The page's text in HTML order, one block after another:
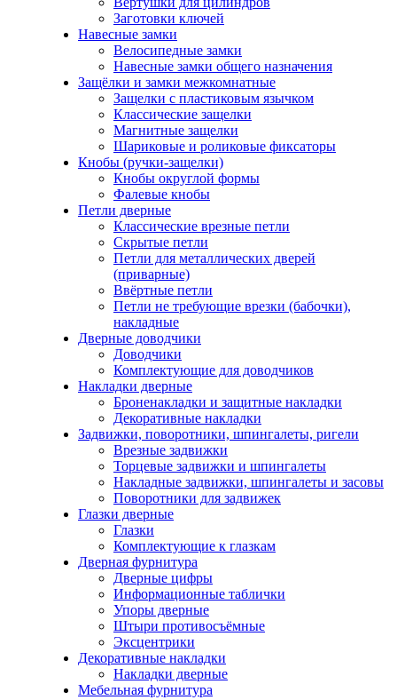
Заготовки ключей
Навесные замки
Велосипедные замки
Навесные замки общего назначения
Защёлки и замки межкомнатные
Защелки с пластиковым язычком
Классические защелки
Магнитные защелки
Шариковые и роликовые фиксаторы
Кнобы (ручки-защелки)
Кнобы округлой формы
Фалевые кнобы
Петли дверные
Классические врезные петли
Скрытые петли
Петли для металлических дверей
(приварные)
Ввёртные петли
Петли не требующие врезки (бабочки),
накладные
Дверные доводчики
Доводчики
Комплектующие для доводчиков
Накладки дверные
Броненакладки и защитные накладки
Декоративные накладки
Задвижки, поворотники, шпингалеты, ригели
Врезные задвижки
Торцевые задвижки и шпингалеты
Накладные задвижки, шпингалеты и засовы
Поворотники для задвижек
Глазки дверные
Глазки
Комплектующие к глазкам
Дверная фурнитура
Дверные цифры
Информационные таблички
Упоры дверные
Штыри противосъёмные
Эксцентрики
Декоративные накладки
Накладки дверные
Мебельная фурнитура